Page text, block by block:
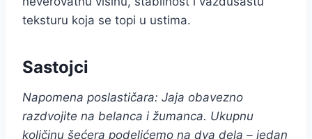
teksturu koja se topi u ustima.
Sastojci
Napomena poslastičara: Jaja obavezno
razdvojite na belanca i žumanca. Ukupnu
količinu šećera podelićemo na dva dela – jedan